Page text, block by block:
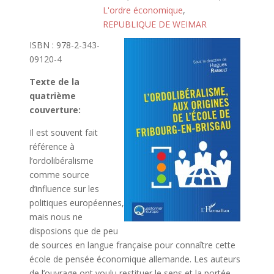
L'ordre économique,
REPUBLIQUE DE WEIMAR
ISBN : 978-2-343-
09120-4
Texte de la
quatrième
couverture:
Il est souvent fait
référence à
l’ordolibéralisme
comme source
d’influence sur les
politiques européennes,
mais nous ne
disposions que de peu
de sources en langue française pour connaître cette
école de pensée économique allemande. Les auteurs